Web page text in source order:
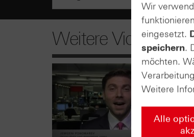
Weitere Videos
Wir
eingesetzt.
speichern.
möchten.
Weitere
Alle